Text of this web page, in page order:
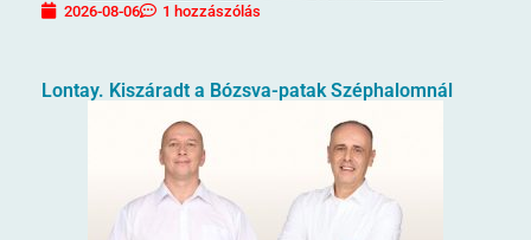
2026-08-06 1 hozzászólás
Lontay. Kiszáradt a Bózsva-patak Széphalomnál